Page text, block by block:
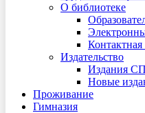
О библиотеке
Издательство
Издания
Новые
Проживание
Гимназия